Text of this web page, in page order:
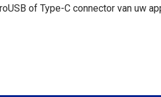
of Type-C connector van uw